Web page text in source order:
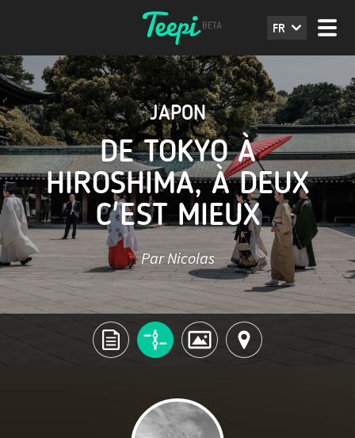
FR
JAPON
DE TOKYO À
HIROSHIMA, À DEUX
C'EST MIEUX
Par Nicolas